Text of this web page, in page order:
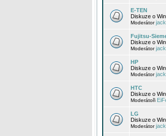
E-TEN
Diskuze o
Moderátor
Fujitsu-
Diskuze o
Moderátor
HP
Diskuze o
Moderátor
HTC
Diskuze o
Moderátoři
LG
Diskuze o
Moderátor